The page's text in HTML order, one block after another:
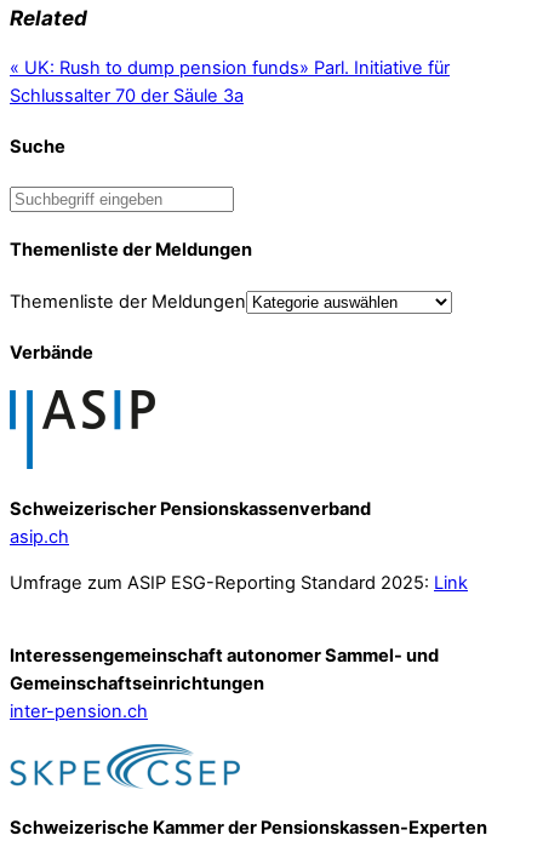
Related
« UK: Rush to dump pension funds» Parl. Initiative für
Schlussalter 70 der Säule 3a
Suche
Themenliste der Meldungen
Themenliste der Meldungen
Verbände
Schweizerischer Pensionskassenverband
asip.ch
Umfrage zum ASIP ESG-Reporting Standard 2025: Link
Interessengemeinschaft autonomer Sammel- und
Gemeinschafts­einrichtungen
inter-pension.ch
Schweizerische Kammer der Pensionskassen-Experten